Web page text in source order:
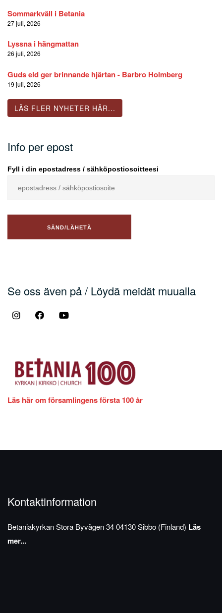
Sommarkväll i Betania
27 juli, 2026
Lyssna i hängmattan
26 juli, 2026
Guds eld ger brinnande hjärtan - Barbro Holmberg
19 juli, 2026
LÄS FLER NYHETER HÄR...
Info per epost
Fyll i din epostadress / sähköpostiosoitteesi
Se oss även på / Löydä meidät muualla
Läs här om församlingens första 100 år
Kontaktinformation
BetaniakyrkanStora Byvägen 3404130 Sibbo (Finland) Läs
mer...